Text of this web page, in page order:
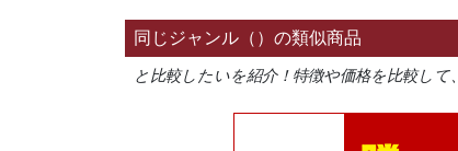
同じジャンル（）の類似商品
と比較したいを紹介！特徴や価格を比較し